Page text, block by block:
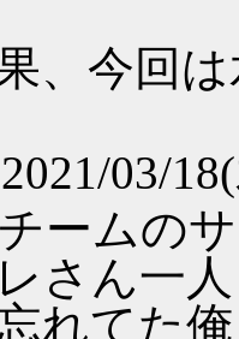
、今回
2021/03/
ームの
さん一
れてた